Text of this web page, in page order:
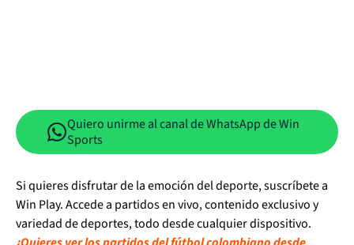
Quiero unirme al canal de WhatsApp de Win
Sports
Si quieres disfrutar de la emoción del deporte, suscríbete a
Win Play. Accede a partidos en vivo, contenido exclusivo y
variedad de deportes, todo desde cualquier dispositivo.